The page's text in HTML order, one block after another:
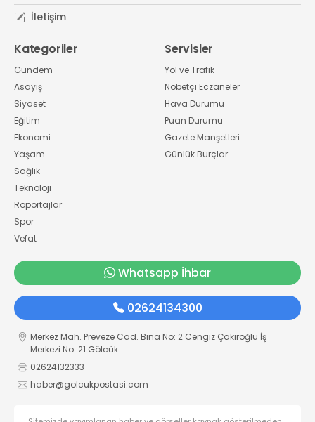
İletişim
Kategoriler
Gündem
Asayiş
Siyaset
Eğitim
Ekonomi
Yaşam
Sağlık
Teknoloji
Röportajlar
Spor
Vefat
Servisler
Yol ve Trafik
Nöbetçi Eczaneler
Hava Durumu
Puan Durumu
Gazete Manşetleri
Günlük Burçlar
Whatsapp İhbar
02624134300
Merkez Mah. Preveze Cad. Bina No: 2 Cengiz Çakıroğlu İş
Merkezi No: 21 Gölcük
02624132333
haber@golcukpostasi.com